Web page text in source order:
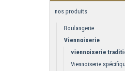
nos produits
Boulangerie
Viennoiserie
viennoiserie
Viennoiserie